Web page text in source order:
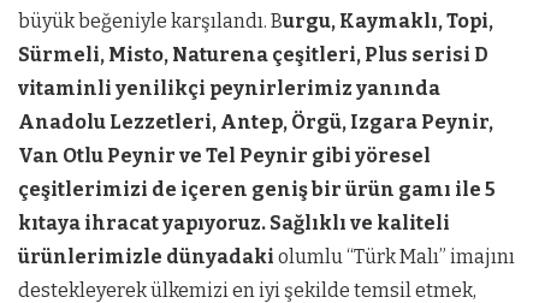
büyük beğeniyle karşılandı. Burgu, Kaymaklı, Topi,
Sürmeli, Misto, Naturena çeşitleri, Plus serisi D
vitaminli yenilikçi peynirlerimiz yanında
Anadolu Lezzetleri, Antep, Örgü, Izgara Peynir,
Van Otlu Peynir ve Tel Peynir gibi yöresel
çeşitlerimizi de içeren geniş bir ürün gamı ile 5
kıtaya ihracat yapıyoruz. Sağlıklı ve kaliteli
ürünlerimizle dünyadaki olumlu “Türk Malı” imajını
destekleyerek ülkemizi en iyi şekilde temsil etmek,